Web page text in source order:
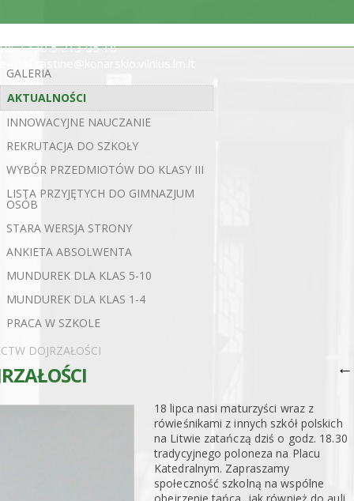
tel. +370 5 213 05 18
GALERIA
AKTUALNOŚCI
INNOWACYJNE NAUCZANIE
REKRUTACJA DO SZKOŁY
WYBÓR PRZEDMIOTÓW DO KLASY III
LISTA PRZYJĘTYCH DO GIMNAZJUM
OSÓB
STARA WERSJA STRONY
ANKIETA ABSOLWENTA
MUNDUREK DLA KLAS 5-10
MUNDUREK DLA KLAS 1-4
PRACA W SZKOLE
DOJRZAŁOŚCI
←
18 lipca nasi maturzyści wraz z
rówieśnikami z innych szkół polskich
na Litwie zatańczą dziś o godz. 18.30
tradycyjnego poloneza na Placu
Katedralnym. Zapraszamy
społeczność szkolną na wspólne